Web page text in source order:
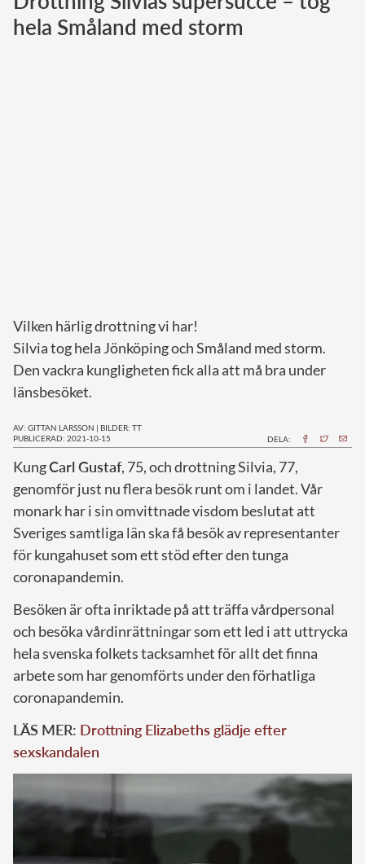
Norska kungahuset
hela Småland med storm
Vilken härlig drottning vi har!
Silvia tog hela Jönköping och Småland med storm.
Den vackra kungligheten fick alla att må bra under
länsbesöket.
AV: GITTAN LARSSON | BILDER: TT
PUBLICERAD: 2021-10-15
DELA:
KungCarl Gustaf, 75, och drottning Silvia, 77,
genomför just nu flera besök runt om i landet. Vår
monark har i sin omvittnade visdom beslutat att
Sveriges samtliga län ska få besök av representanter
för kungahuset som ett stöd efter den tunga
coronapandemin.
Besöken är ofta inriktade på att träffa vårdpersonal
och besöka vårdinrättningar som ett led i att uttrycka
hela svenska folkets tacksamhet för allt det finna
arbete som har genomförts under den förhatliga
coronapandemin.
LÄS MER: Drottning Elizabeths glädje efter
sexskandalen